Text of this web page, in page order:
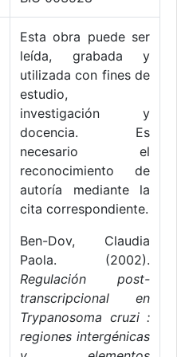
Esta obra puede ser
leída, grabada y
utilizada con fines de
estudio,
investigación y
docencia. Es
necesario el
reconocimiento de
autoría mediante la
cita correspondiente.
Ben-Dov, Claudia
Paola. (2002).
Regulación post-
transcripcional en
Trypanosoma cruzi :
regiones intergénicas